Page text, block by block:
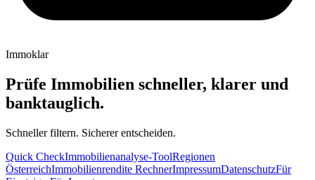
Immoklar
Prüfe Immobilien schneller, klarer und
banktauglich.
Schneller filtern. Sicherer entscheiden.
Quick CheckImmobilienanalyse-ToolRegionen
ÖsterreichImmobilienrendite RechnerImpressumDatenschutzFür